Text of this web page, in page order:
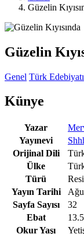
Güzelin
Güzelin
Genel Türk Edebiyatı
Künye
Yazar
Yayınevi
Orijinal Dili
Ülke
Türü
Yayın Tarihi
Sayfa Sayısı
32
Ebat
Okur Yaşı